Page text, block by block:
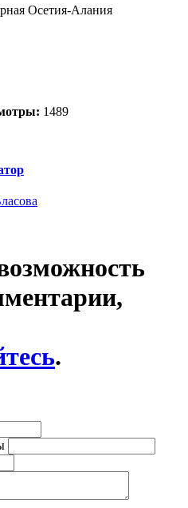
Осетия-Алания
1489
.